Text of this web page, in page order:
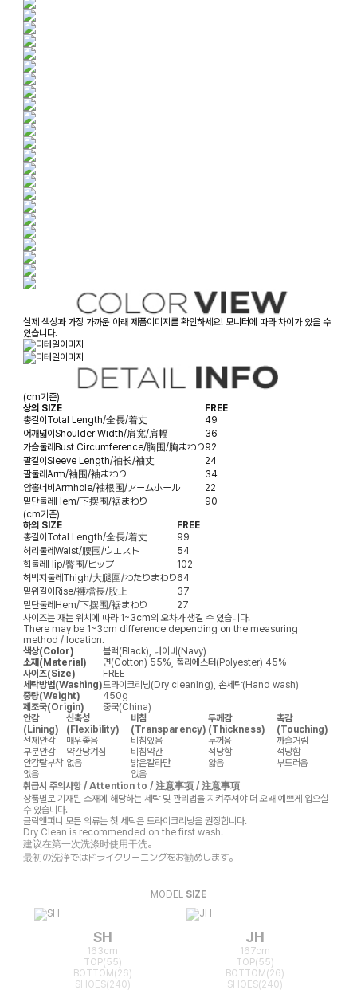
실제 색상과 가장 가까운 아래 제품이미지를 확인하세요! 모니터에 따라 차이가 있을 수
있습니다.
(cm기준)
상의 SIZE
FREE
총길이Total Length/全長/着丈
49
어깨넓이Shoulder Width/肩宽/肩幅
36
가슴둘레Bust Circumference/胸围/胸まわり92
팔길이Sleeve Length/袖长/袖丈
24
팔둘레Arm/袖围/袖まわり
34
암홀너비Armhole/袖根围/アームホール
22
밑단둘레Hem/下摆围/裾まわり
90
(cm기준)
하의 SIZE
FREE
총길이Total Length/全長/着丈
99
허리둘레Waist/腰围/ウエスト
54
힙둘레Hip/臀围/ヒップー
102
허벅지둘레Thigh/大腿圍/わたりまわり64
밑위길이Rise/褲檔長/股上
37
밑단둘레Hem/下摆围/裾まわり
27
사이즈는 재는 위치에 따라 1~3cm의 오차가 생길 수 있습니다.
There may be 1~3cm difference depending on the measuring
method / location.
색상(Color)
블랙(Black), 네이비(Navy)
소재(Material)
면(Cotton) 55%, 폴리에스터(Polyester) 45%
사이즈(Size)
FREE
세탁방법(Washing)드라이크리닝(Dry cleaning), 손세탁(Hand wash)
중량(Weight)
450g
제조국(Origin)
중국(China)
안감
(Lining)
신축성
(Flexibility)
비침
(Transparency)
두께감
(Thickness)
촉감
(Touching)
전체안감
매우좋음 비침있음 두꺼움
까슬거림
부분안감
약간당겨짐 비침약간 적당함
적당함
안감탈부착 없음 밝은칼라만 얇음
부드러움
없음
없음
취급시 주의사항 / Attention to / 注意事项 / 注意事項
상품별로 기재된 소재에 해당하는 세탁 및 관리법을 지켜주셔야 더 오래 예쁘게 입으실
수 있습니다.
클릭앤퍼니 모든 의류는 첫 세탁은 드라이크리닝을 권장합니다.
Dry Clean is recommended on the first wash.
建议在第一次洗涤时使用干洗。
最初の洗浄ではドライクリーニングをお勧めします。
MODEL SIZE
SH
163cm
TOP(55)
BOTTOM(26)
SHOES(240)
JH
167cm
TOP(55)
BOTTOM(26)
SHOES(240)